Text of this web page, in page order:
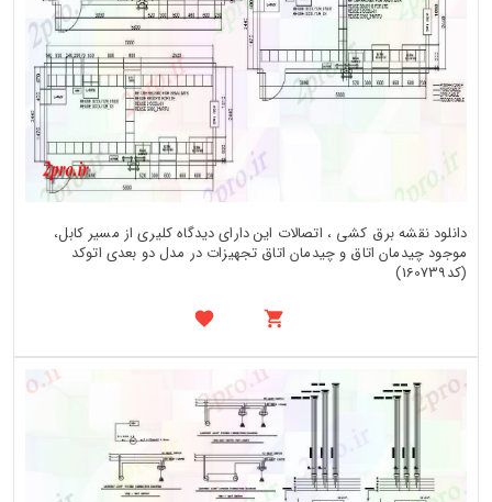
دانلود نقشه برق کشی ، اتصالات این دارای دیدگاه کلیری از مسیر کابل،
موجود چیدمان اتاق و چیدمان اتاق تجهیزات در مدل دو بعدی اتوکد
(کد160739)